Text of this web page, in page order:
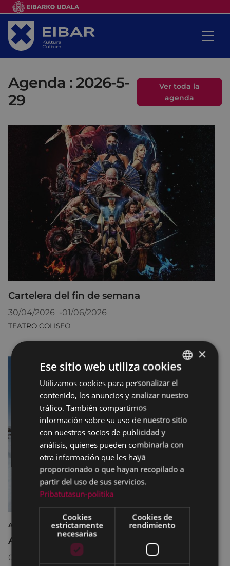
Agenda : 2026-5-
29
Ver toda la
agenda
Cartelera del fin de semana
30/04/2026 -01/06/2026
TEATRO COLISEO
ARTE EXPOSICIÓN FOTOGRAFÍA
Argazkilaritza maiatzean
08/05/2026 18:30 - 20:30
BASQUE
SPANISH
×
Ese sitio web utiliza cookies
Utilizamos cookies para personalizar el
contenido, los anuncios y analizar nuestro
tráfico. También compartimos
información sobre su uso de nuestro sitio
con nuestros socios de publicidad y
análisis, quienes pueden combinarla con
otra información que les haya
proporcionado o que hayan recopilado a
partir del uso de sus servicios.
Pribatutasun-politika
Cookies
estrictamente
necesarias
Cookies de
rendimiento